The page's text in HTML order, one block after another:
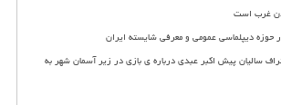
غرب است
حوزه دیپلماسی عمومی و معرفی شایسته ایران
سالیان پیش اکبر عبدی درباره ی بازی در زیر آسمان شهر به